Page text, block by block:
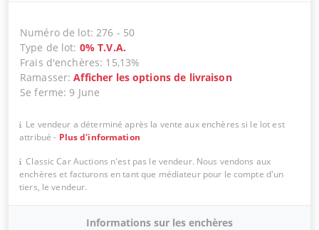
Numéro de lot:276 - 50
Type de lot: 0% T.V.A.
Frais d'enchères: 15,13%
Ramasser:Afficher les options de livraison
Se ferme: 9 June
Le vendeur a déterminé après la vente aux enchères si le lot est
attribué - Plus d'information
Classic Car Auctions n'est pas le vendeur. Nous vendons aux
enchères et facturons en tant que médiateur pour le compte d'un
tiers, le vendeur.
Informations sur les enchères